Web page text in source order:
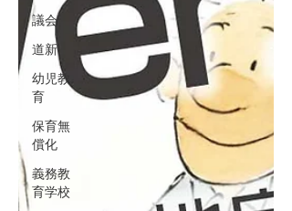
議会
道新
幼児教
育
保育無
償化
義務教
育学校